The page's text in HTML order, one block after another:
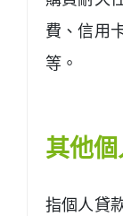
費、信用
等。
其他
指個人貸